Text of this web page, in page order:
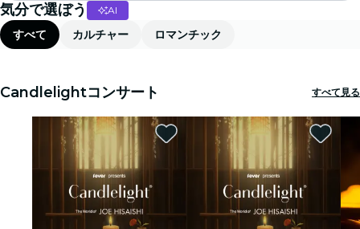
マドリード
ロンドン
経験と街
サンパウロ
展覧会
気分で選ぼう AI
すべて カルチャー ロマンチック
Candlelightコンサート すべて見る